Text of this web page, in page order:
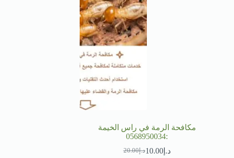
مكافحة الرمة في راس الخيمة
:0568950034
د.إ20.00
السعر
د.إ10.00السعر